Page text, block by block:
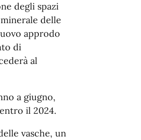
degli spazi
delle
approdo
di
al
a giugno,
il 2024.
vasche, un